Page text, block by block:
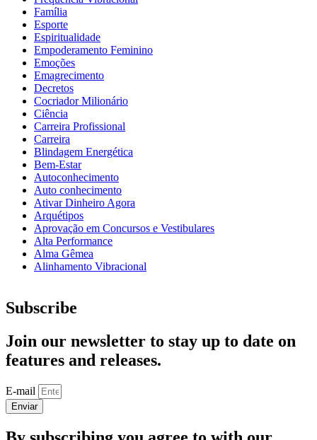
Família
Esporte
Espiritualidade
Empoderamento Feminino
Emoções
Emagrecimento
Decretos
Cocriador Milionário
Ciência
Carreira Profissional
Carreira
Blindagem Energética
Bem-Estar
Autoconhecimento
Auto conhecimento
Ativar Dinheiro Agora
Arquétipos
Aprovação em Concursos e Vestibulares
Alta Performance
Alma Gêmea
Alinhamento Vibracional
Subscribe
Join our newsletter to stay up to date on
features and releases.
E-mail
Enviar